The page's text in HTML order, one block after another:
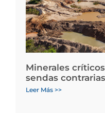
Minerales
sendas
Leer Más >>